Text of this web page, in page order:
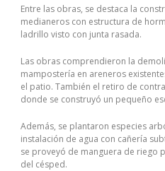
Entre las obras, se destaca la
medianeros con estructura de
ladrillo visto con junta rasada.
Las obras comprendieron la
mampostería en areneros
el patio. También el retiro de
donde se construyó un pequeño
Además, se plantaron especies
instalación de agua con cañería
se proveyó de manguera de riego
del césped.